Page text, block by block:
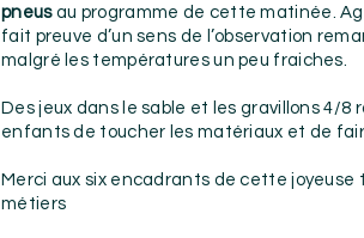
pneusau programme de cette matinée.
fait preuve d’un sens de l’observation
malgré les températures un peu fraiches.
Des jeux dans le sable et les gravillons 4/8
enfants de toucher les matériaux et de
Merci aux six encadrants de cette joyeuse
métiers